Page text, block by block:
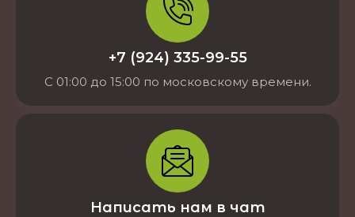
+7 (924) 335-99-55
С 01:00 до 15:00 по московскому времени.
Написать нам в чат